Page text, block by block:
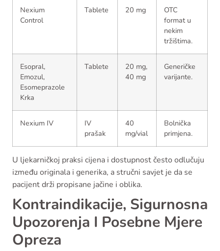
Nexium
Control
Tablete 20 mg
OTC
format u
nekim
tržištima.
Esopral,
Emozul,
Esomeprazole
Krka
Tablete
20 mg,
40 mg
Generičke
varijante.
Nexium IV
IV
prašak
40
mg/vial
Bolnička
primjena.
U ljekarničkoj praksi cijena i dostupnost često odlučuju
između originala i generika, a stručni savjet je da se
pacijent drži propisane jačine i oblika.
Kontraindikacije, Sigurnosna
Upozorenja I Posebne Mjere
Opreza